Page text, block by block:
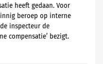
heeft gedaan. Voor
beroep op interne
inspecteur de
compensatie’ bezigt.